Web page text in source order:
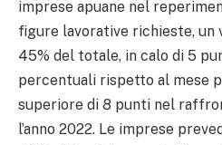
imprese apuane nel
figure lavorative richieste, un
45% del totale, in calo di 5
percentuali rispetto al mese
superiore di 8 punti nel
l’anno 2022. Le imprese